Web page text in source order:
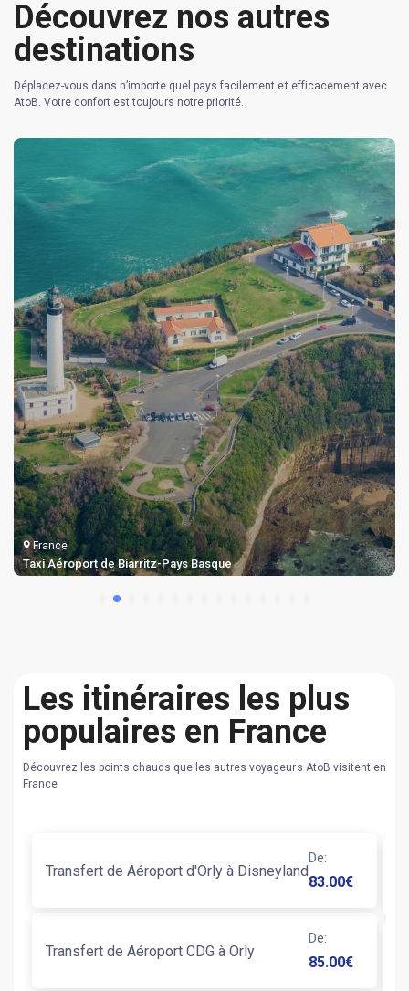
Découvrez nos autres
destinations
Déplacez-vous dans n’importe quel pays facilement et efficacement avec
AtoB. Votre confort est toujours notre priorité.
France
Transferts de l'Aéroport de Paris-Beauvais
Les itinéraires les plus
populaires en France
Découvrez les points chauds que les autres voyageurs AtoB visitent en
France
Transfert de Aéroport d'Orly à Disneyland
De:
83.00€
Transfert de Aéroport CDG à Orly
De:
85.00€